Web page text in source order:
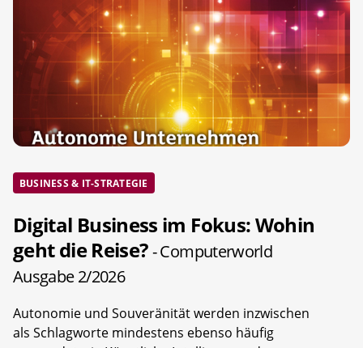
BUSINESS & IT-STRATEGIE
Digital Business im Fokus: Wohin
geht die Reise?- Computerworld
Ausgabe 2/2026
Autonomie und Souveränität werden inzwischen
als Schlagworte mindestens ebenso häufig